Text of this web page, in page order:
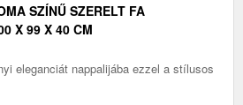
SZÍNŰ SZERELT FA
X 99 X 40 CM
eleganciát nappalijába ezzel a stílusos